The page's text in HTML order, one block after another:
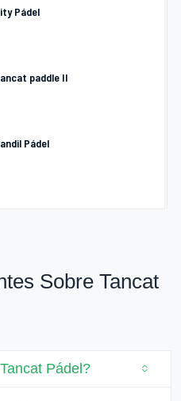
Pádel
paddle II
Pádel
Sobre Tancat
Pádel?